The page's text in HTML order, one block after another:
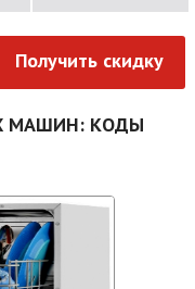
Получить скидку
МАШИН: КОДЫ